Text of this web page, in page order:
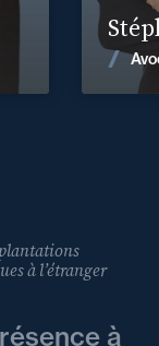
à l’étranger
à